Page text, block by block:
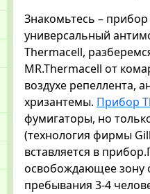
Знакомьтесь –
универсальный
Thermacell,
MR.Thermacell от
воздухе репеллента,
хризантемы. Прибор
фумигаторы, но
(технология фирмы
вставляется в
освобождающее зону
пребывания 3-4